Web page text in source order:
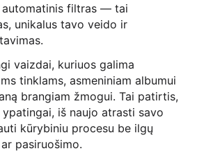
automatinis filtras — tai
unikalus tavo veido ir
vaizdai, kuriuos galima
tinklams, asmeniniam albumui
brangiam žmogui. Tai patirtis,
iš naujo atrasti savo
kūrybiniu procesu be ilgų
pasiruošimo.